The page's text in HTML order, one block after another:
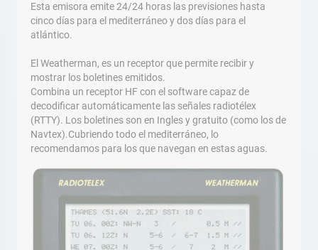
Esta emisora emite 24/24 horas las previsiones hasta
cinco días para el mediterráneo y dos días para el
atlántico.
El Weatherman, es un receptor que permite recibir y
mostrar los boletines emitidos.
Combina un receptor HF con el software capaz de
decodificar automáticamente las señales radiotélex
(RTTY). Los boletines son en Ingles y gratuito (como los de
Navtex).Cubriendo todo el mediterráneo, lo
recomendamos para los que navegan en estas aguas.